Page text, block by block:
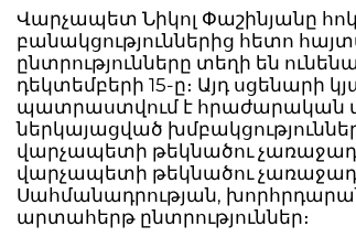
Վարչապետ Նիկոլ Փաշինյանը
բանակցություններից հետո
ընտրությունները տեղի են
դեկտեմբերի 15-ը։ Այդ սցենարի
պատրաստվում է հրաժարական
ներկայացված
վարչապետի թեկնածու
վարչապետի թեկնածու
Սահմանադրության,
արտահերթ ընտրություններ։